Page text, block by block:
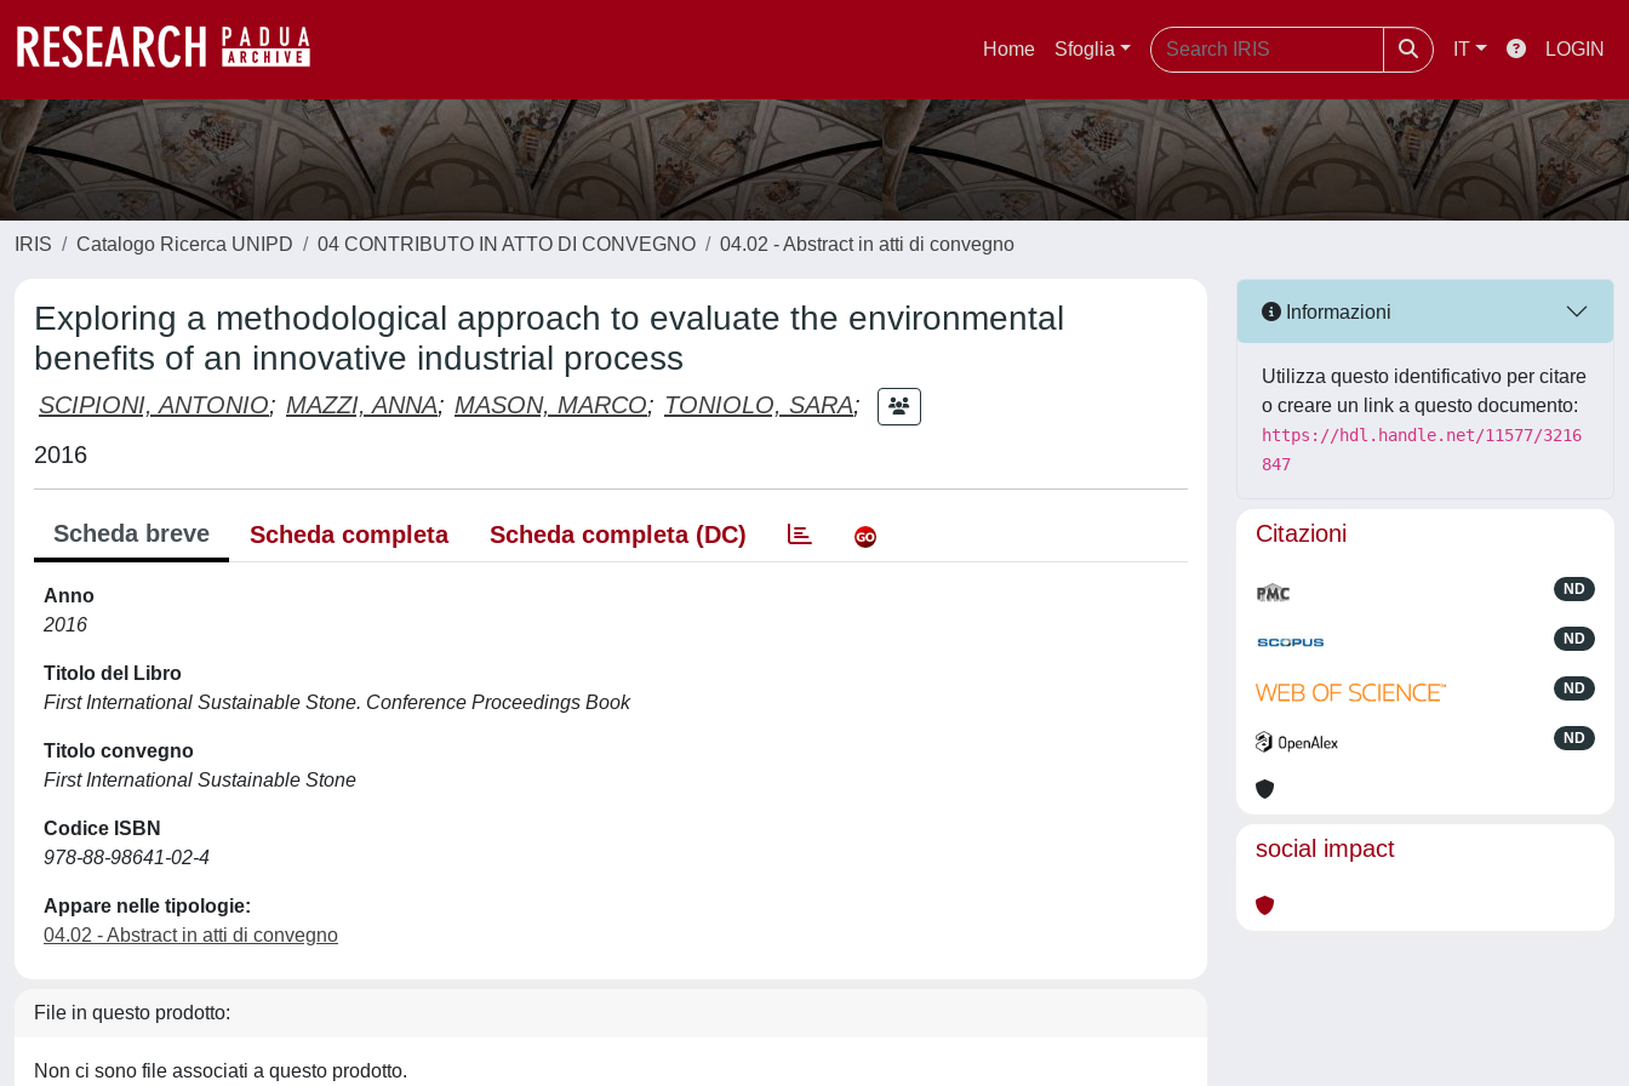
Home Sfoglia IT LOGIN
IRIS Catalogo Ricerca UNIPD 04 CONTRIBUTO IN ATTO DI CONVEGNO 04.02 - Abstract in atti di convegno
Exploring a methodological approach to evaluate the environmental
benefits of an innovative industrial process
SCIPIONI, ANTONIO; MAZZI, ANNA; MASON, MARCO; TONIOLO, SARA;
2016
Scheda breve Scheda completa Scheda completa (DC)
Anno
2016
Titolo del Libro
First International Sustainable Stone. Conference Proceedings Book
Titolo convegno
First International Sustainable Stone
Codice ISBN
978-88-98641-02-4
Appare nelle tipologie:
04.02 - Abstract in atti di convegno
File in questo prodotto:
Non ci sono file associati a questo prodotto.
Informazioni
Utilizza questo identificativo per citare
o creare un link a questo documento:
https://hdl.handle.net/11577/3216
847
Citazioni
ND
ND
ND
ND
social impact